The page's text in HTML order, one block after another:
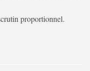
proportionnel.